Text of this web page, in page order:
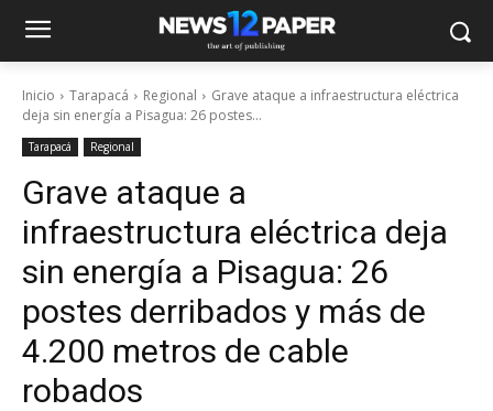
Inicio Tarapacá Regional
Grave ataque a infraestructura eléctrica
deja sin energía a Pisagua: 26 postes...
Tarapacá Regional
Grave ataque a
infraestructura eléctrica deja
sin energía a Pisagua: 26
postes derribados y más de
4.200 metros de cable
robados